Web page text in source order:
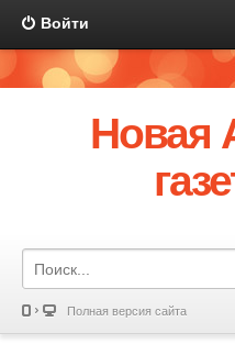
Войти
Новая
Полная версия сайта